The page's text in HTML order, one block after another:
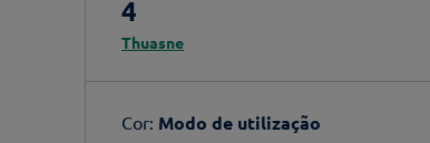
4
Thuasne
Cor: Modo de utilização